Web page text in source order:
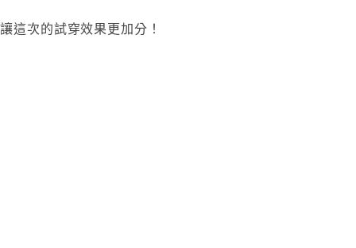
讓這次的試穿效果更加分！